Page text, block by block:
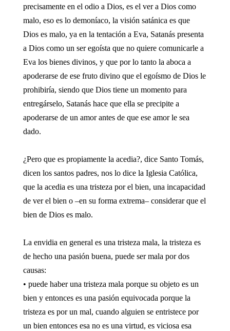
precisamente en el odio a Dios, es el ver a Dios como
malo, eso es lo demoníaco, la visión satánica es que
Dios es malo, ya en la tentación a Eva, Satanás presenta
a Dios como un ser egoísta que no quiere comunicarle a
Eva los bienes divinos, y que por lo tanto la aboca a
apoderarse de ese fruto divino que el egoísmo de Dios le
prohibiría, siendo que Dios tiene un momento para
entregárselo, Satanás hace que ella se precipite a
apoderarse de un amor antes de que ese amor le sea
dado.
¿Pero que es propiamente la acedia?, dice Santo Tomás,
dicen los santos padres, nos lo dice la Iglesia Católica,
que la acedia es una tristeza por el bien, una incapacidad
de ver el bien o –en su forma extrema– considerar que el
bien de Dios es malo.
La envidia en general es una tristeza mala, la tristeza es
de hecho una pasión buena, puede ser mala por dos
causas:
• puede haber una tristeza mala porque su objeto es un
bien y entonces es una pasión equivocada porque la
tristeza es por un mal, cuando alguien se entristece por
un bien entonces esa no es una virtud, es viciosa esa